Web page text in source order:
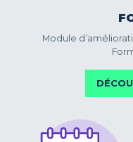
Module